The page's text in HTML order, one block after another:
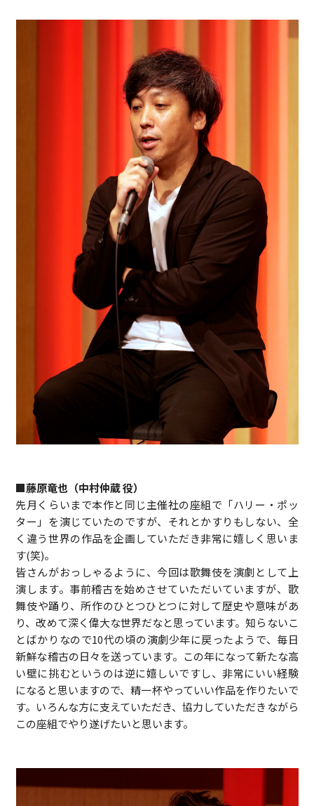
■藤原竜也（中村仲蔵 役）
先月くらいまで本作と同じ主催社の座組で「ハリー・ポッ
ター」を演じていたのですが、それとかすりもしない、全
く違う世界の作品を企画していただき非常に嬉しく思いま
す(笑)。
皆さんがおっしゃるように、今回は歌舞伎を演劇として上
演します。事前稽古を始めさせていただいていますが、歌
舞伎や踊り、所作のひとつひとつに対して歴史や意味があ
り、改めて深く偉大な世界だなと思っています。知らないこ
とばかりなので10代の頃の演劇少年に戻ったようで、毎日
新鮮な稽古の日々を送っています。この年になって新たな高
い壁に挑むというのは逆に嬉しいですし、非常にいい経験
になると思いますので、精一杯やっていい作品を作りたいで
す。いろんな方に支えていただき、協力していただきながら
この座組でやり遂げたいと思います。